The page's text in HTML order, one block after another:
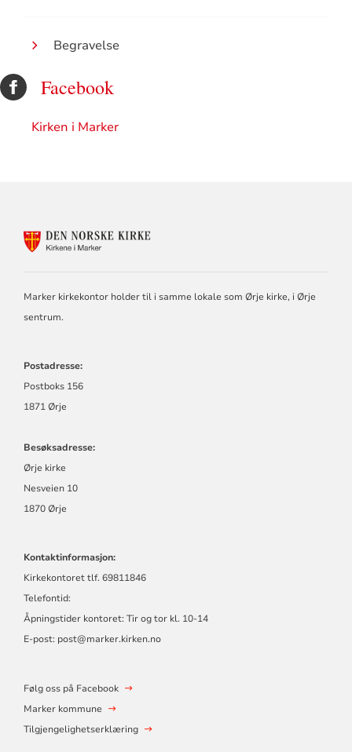
Begravelse
Facebook
Kirken i Marker
Marker kirkekontor holder til i samme lokale som Ørje kirke, i Ørje
sentrum.
Postadresse:
Postboks 156
1871 Ørje
Besøksadresse:
Ørje kirke
Nesveien 10
1870 Ørje
Kontaktinformasjon:
Kirkekontoret tlf. 69811846
Telefontid:
Åpningstider kontoret: Tir og tor kl. 10-14
E-post: post@marker.kirken.no
Følg oss på Facebook
Marker kommune
Tilgjengelighetserklæring